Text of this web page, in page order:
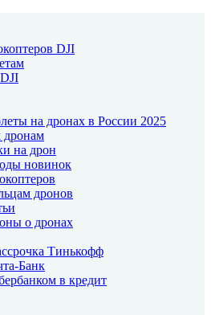
DJI
на дронах в России 2025
дронам
на дрон
новинок
дронов
о дронах
Тинькофф
Банк
в кредит